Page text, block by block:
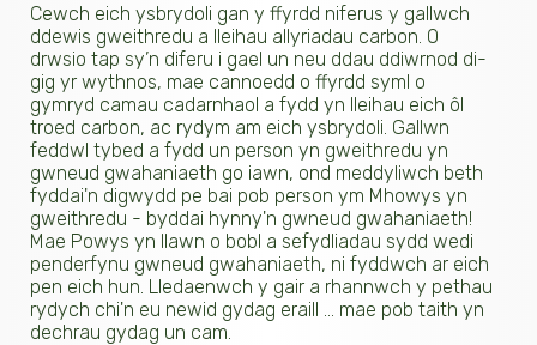
Cewch eich ysbrydoli gan y ffyrdd niferus y gallwch
ddewis gweithredu a lleihau allyriadau carbon. O
drwsio tap sy’n diferu i gael un neu ddau ddiwrnod di-
gig yr wythnos, mae cannoedd o ffyrdd syml o
gymryd camau cadarnhaol a fydd yn lleihau eich ôl
troed carbon, ac rydym am eich ysbrydoli. Gallwn
feddwl tybed a fydd un person yn gweithredu yn
gwneud gwahaniaeth go iawn, ond meddyliwch beth
fyddai'n digwydd pe bai pob person ym Mhowys yn
gweithredu - byddai hynny'n gwneud gwahaniaeth!
Mae Powys yn llawn o bobl a sefydliadau sydd wedi
penderfynu gwneud gwahaniaeth, ni fyddwch ar eich
pen eich hun. Lledaenwch y gair a rhannwch y pethau
rydych chi'n eu newid gydag eraill ... mae pob taith yn
dechrau gydag un cam.